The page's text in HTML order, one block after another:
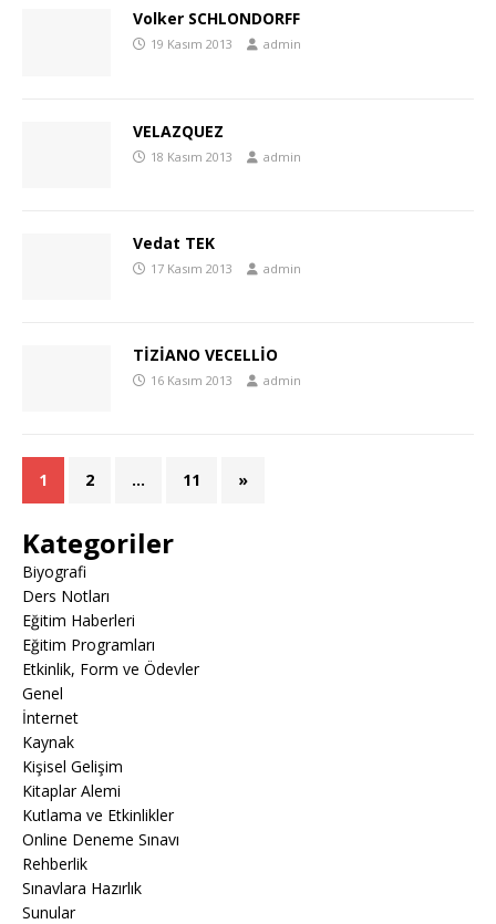
Volker SCHLONDORFF
19 Kasım 2013 admin
VELAZQUEZ
18 Kasım 2013 admin
Vedat TEK
17 Kasım 2013 admin
TİZİANO VECELLİO
16 Kasım 2013 admin
1 2 … 11 »
Kategoriler
Biyografi
Ders Notları
Eğitim Haberleri
Eğitim Programları
Etkinlik, Form ve Ödevler
Genel
İnternet
Kaynak
Kişisel Gelişim
Kitaplar Alemi
Kutlama ve Etkinlikler
Online Deneme Sınavı
Rehberlik
Sınavlara Hazırlık
Sunular